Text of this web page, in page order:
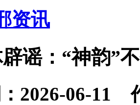
资讯
谣：“神韵”
2026-06-11